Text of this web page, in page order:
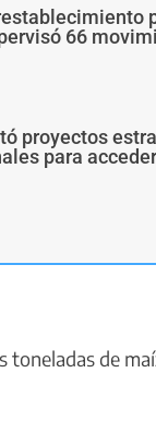
66
proyectos
para
de